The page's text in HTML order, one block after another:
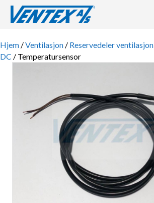
Hjem /Ventilasjon / Reservedeler ventilasjon
DC / Temperatursensor